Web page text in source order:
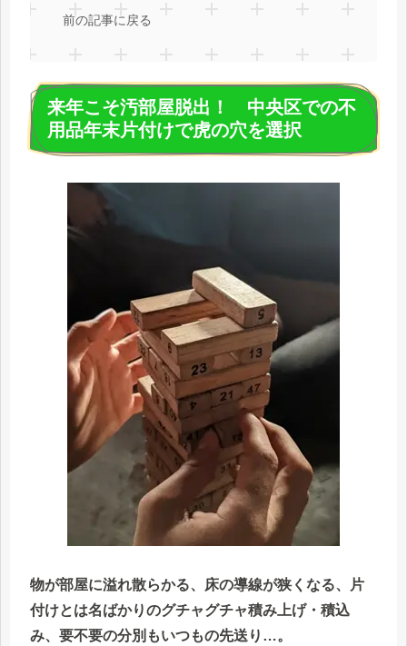
前の記事に戻る
来年こそ汚部屋脱出！ 中央区での不
用品年末片付けで虎の穴を選択
物が部屋に溢れ散らかる、床の導線が狭くなる、片
付けとは名ばかりのグチャグチャ積み上げ・積込
み、要不要の分別もいつもの先送り…。